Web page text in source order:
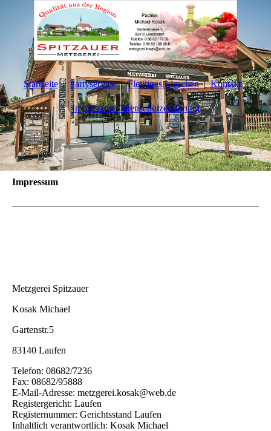
Startseite Partyservice Fleißiges Lieschen Kontakt
Impressum/Datenschutzerklärung
Impressum
Metzgerei Spitzauer
Kosak Michael
Gartenstr.5
83140 Laufen
Telefon: 08682/7236
Fax: 08682/95888
E-Mail-Adresse: metzgerei.kosak@web.de
Registergericht: Laufen
Registernummer: Gerichtsstand Laufen
Inhaltlich verantwortlich: Kosak Michael